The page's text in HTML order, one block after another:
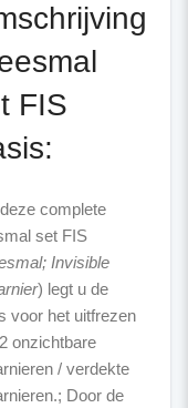
FIS
complete
set FIS
Invisible
) legt u de
voor het uitfrezen
onzichtbare
/ verdekte
Door de